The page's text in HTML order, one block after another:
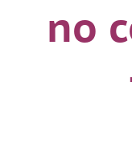
no